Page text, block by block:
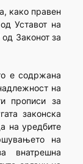
како правен
Уставот на
Законот за
е содржана
на
прописи за
законска
на уредбите
на
внатрешна